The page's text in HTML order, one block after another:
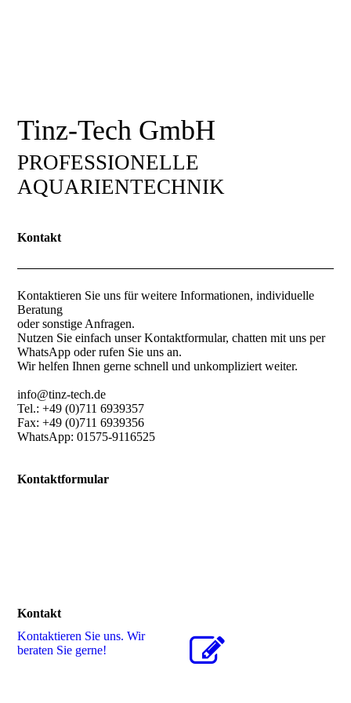
Tinz-Tech GmbH
PROFESSIONELLE
AQUARIENTECHNIK
Kontakt
Kontaktieren Sie uns für weitere Informationen, individuelle
Beratung
oder sonstige Anfragen.
Nutzen Sie einfach unser Kontaktformular, chatten mit uns per
WhatsApp oder rufen Sie uns an.
Wir helfen Ihnen gerne schnell und unkompliziert weiter.
info@tinz-tech.de
Tel.: +49 (0)711 6939357
Fax: +49 (0)711 6939356
WhatsApp: 01575-9116525
Kontaktformular
Kontakt
Kontaktieren Sie uns. Wir
beraten Sie gerne!